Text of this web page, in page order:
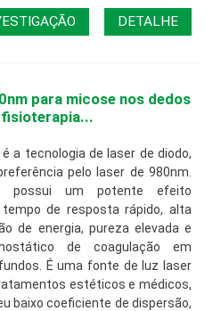
DETALHE
para micose nos dedos
a tecnologia de laser de diodo,
pelo laser de 980nm.
possui um potente efeito
de resposta rápido, alta
de energia, pureza elevada e
de coagulação em
É uma fonte de luz laser
estéticos e médicos,
baixo coeficiente de dispersão,